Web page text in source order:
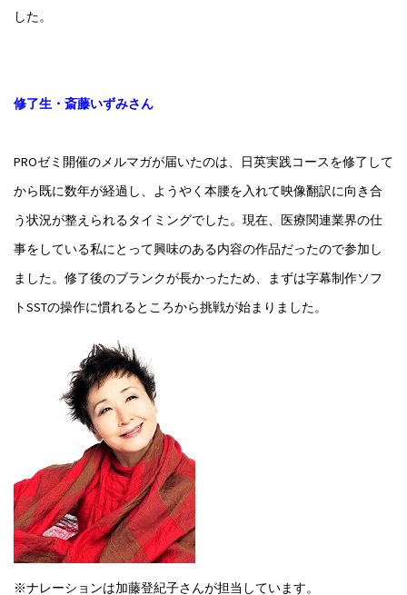
した。
修了生・斎藤いずみさん
PROゼミ開催のメルマガが届いたのは、日英実践コースを修了して
から既に数年が経過し、ようやく本腰を入れて映像翻訳に向き合
う状況が整えられるタイミングでした。現在、医療関連業界の仕
事をしている私にとって興味のある内容の作品だったので参加し
ました。修了後のブランクが長かったため、まずは字幕制作ソフ
トSSTの操作に慣れるところから挑戦が始まりました。
※ナレーションは加藤登紀子さんが担当しています。